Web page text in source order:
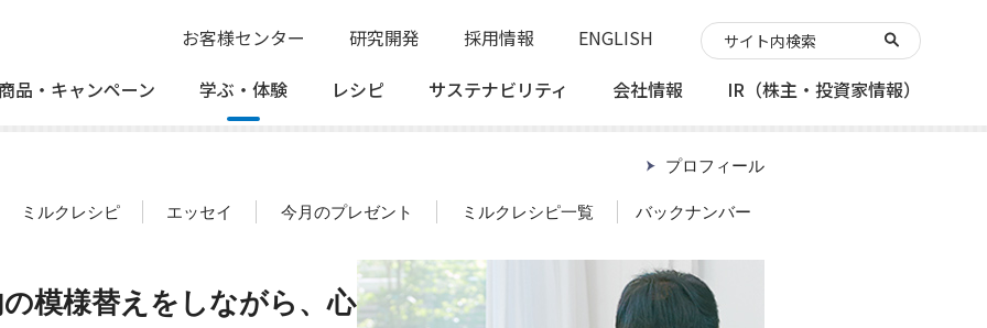
品・ キャンペーン 学ぶ・ 体験 レシピ サステナビリティ 会社情報 IR （株主・投資家情報）
お客様センター 研究開発 採用情報 ENGLISH
ミルクレシピ エッセイ 今月のプレゼント ミルクレシピ一覧 バックナンバー
プロフィール
模様替えをしながら、心